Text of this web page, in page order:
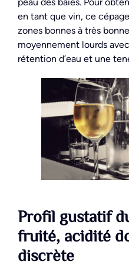
en tant que vin, ce
zones bonnes à très
moyennement lourds
rétention d’eau et une
Profil gustatif
fruité, acidité
discrète